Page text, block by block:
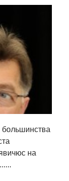
на